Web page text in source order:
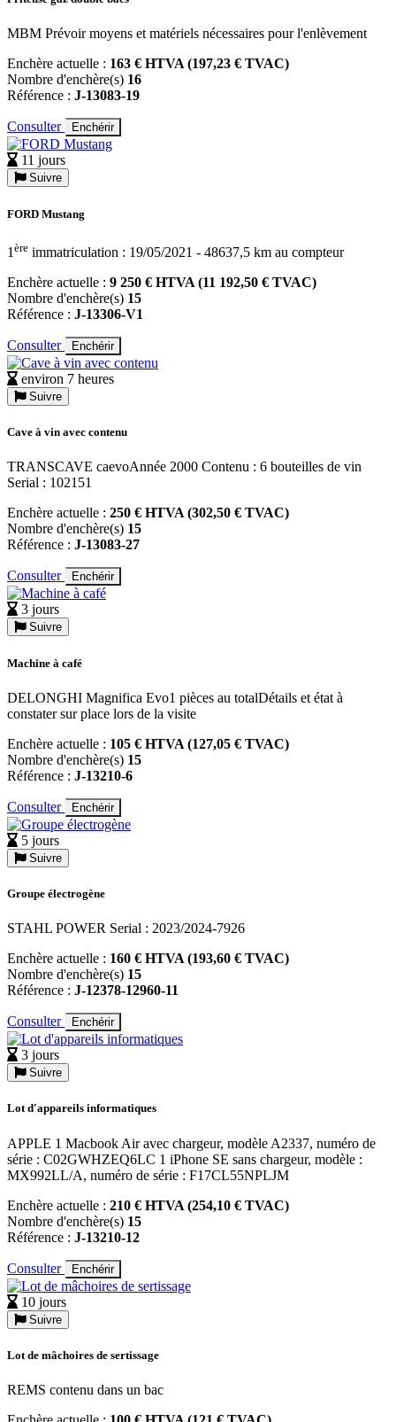
MBM Prévoir moyens et matériels nécessaires pour l'enlèvement
Enchère actuelle : 163 € HTVA (197,23 € TVAC)
Nombre d'enchère(s) 16
Référence : J-13083-19
Consulter Enchérir
11 jours
Suivre
FORD Mustang
1 ère immatriculation : 19/05/2021 - 48637,5 km au compteur
Enchère actuelle : 9 250 € HTVA (11 192,50 € TVAC)
Nombre d'enchère(s) 15
Référence : J-13306-V1
Consulter Enchérir
environ 7 heures
Suivre
Cave à vin avec contenu
TRANSCAVE caevoAnnée 2000 Contenu : 6 bouteilles de vin
Serial : 102151
Enchère actuelle : 250 € HTVA (302,50 € TVAC)
Nombre d'enchère(s) 15
Référence : J-13083-27
Consulter Enchérir
3 jours
Suivre
Machine à café
DELONGHI Magnifica Evo1 pièces au totalDétails et état à
constater sur place lors de la visite
Enchère actuelle : 105 € HTVA (127,05 € TVAC)
Nombre d'enchère(s) 15
Référence : J-13210-6
Consulter Enchérir
5 jours
Suivre
Groupe électrogène
STAHL POWER Serial : 2023/2024-7926
Enchère actuelle : 160 € HTVA (193,60 € TVAC)
Nombre d'enchère(s) 15
Référence : J-12378-12960-11
Consulter Enchérir
3 jours
Suivre
Lot d'appareils informatiques
APPLE 1 Macbook Air avec chargeur, modèle A2337, numéro de
série : C02GWHZEQ6LC 1 iPhone SE sans chargeur, modèle :
MX992LL/A, numéro de série : F17CL55NPLJM
Enchère actuelle : 210 € HTVA (254,10 € TVAC)
Nombre d'enchère(s) 15
Référence : J-13210-12
Consulter Enchérir
10 jours
Suivre
Lot de mâchoires de sertissage
REMS contenu dans un bac